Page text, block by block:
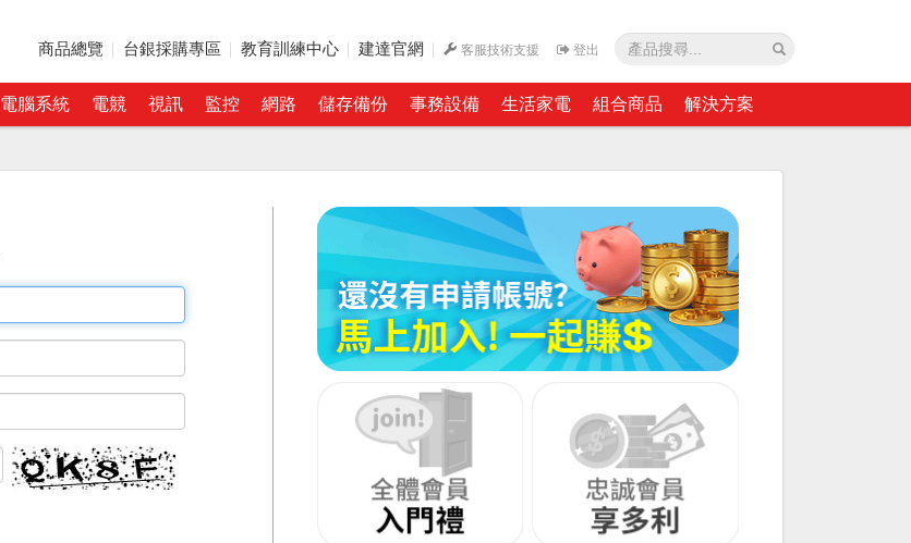
商品總覽 台銀採購專區 教育訓練中心 建達官網 客服技術支援 登出
電腦系統 電競 視訊 監控 網路 儲存備份 事務設備 生活家電 組合商品 解決方案